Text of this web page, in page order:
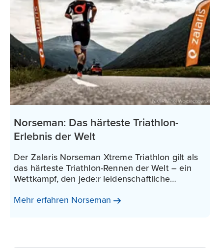
mit und nach einer Krebserkrankung – ebenso
wie Familien, Freund:innen und Mitarbeitende
im Gesundheitswesen – zu ermutigen, aktiv
zu bleiben.
Norseman: Das härteste Triathlon-
Erlebnis der Welt
Der Zalaris Norseman Xtreme Triathlon gilt als
das härteste Triathlon-Rennen der Welt – ein
Wettkampf, den jede:r leidenschaftliche
sollte.
Mehr erfahren Norseman